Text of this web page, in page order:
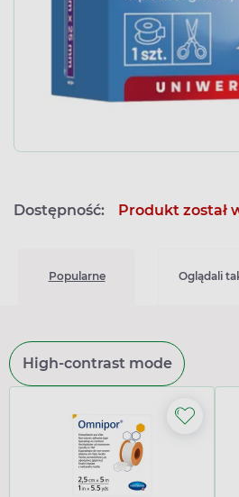
Dostępność: Produkt został
Popularne Oglądali
High-contrast mode